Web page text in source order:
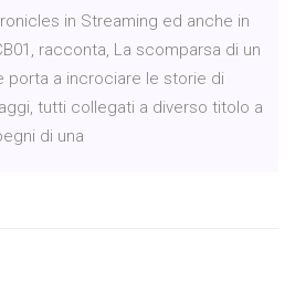
in Streaming ed anche in
racconta, La scomparsa di un
porta a incrociare le storie di
tutti collegati a diverso titolo a
di una